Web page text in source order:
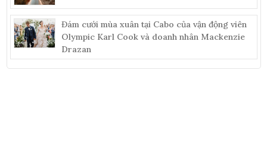
Đám cưới mùa xuân tại Cabo của vận động viên
Olympic Karl Cook và doanh nhân Mackenzie
Drazan